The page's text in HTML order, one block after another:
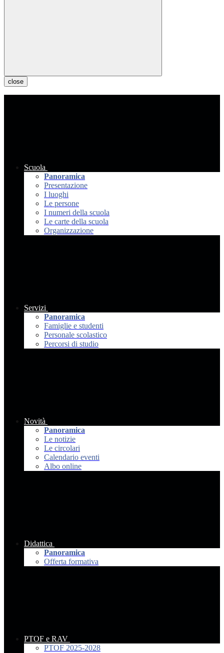
close
Scuola
Panoramica
Presentazione
I luoghi
Le persone
I numeri della scuola
Le carte della scuola
Organizzazione
Servizi
Panoramica
Famiglie e studenti
Personale scolastico
Percorsi di studio
Novità
Panoramica
Le notizie
Le circolari
Calendario eventi
Albo online
Didattica
Panoramica
Offerta formativa
PTOF e RAV
PTOF 2025-2028